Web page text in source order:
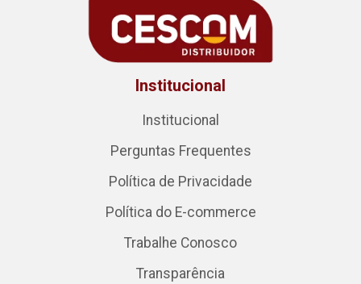
Institucional
Institucional
Perguntas Frequentes
Política de Privacidade
Política do E-commerce
Trabalhe Conosco
Transparência